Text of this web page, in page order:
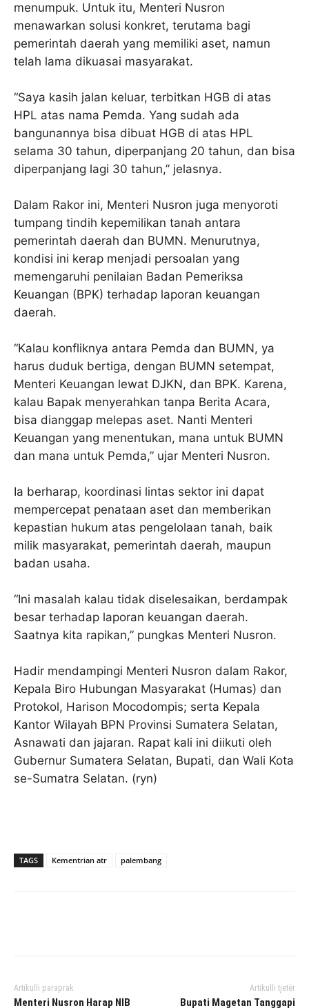
menumpuk. Untuk itu, Menteri Nusron
menawarkan solusi konkret, terutama bagi
pemerintah daerah yang memiliki aset, namun
telah lama dikuasai masyarakat.
“Saya kasih jalan keluar, terbitkan HGB di atas
HPL atas nama Pemda. Yang sudah ada
bangunannya bisa dibuat HGB di atas HPL
selama 30 tahun, diperpanjang 20 tahun, dan bisa
diperpanjang lagi 30 tahun,” jelasnya.
Dalam Rakor ini, Menteri Nusron juga menyoroti
tumpang tindih kepemilikan tanah antara
pemerintah daerah dan BUMN. Menurutnya,
kondisi ini kerap menjadi persoalan yang
memengaruhi penilaian Badan Pemeriksa
Keuangan (BPK) terhadap laporan keuangan
daerah.
“Kalau konfliknya antara Pemda dan BUMN, ya
harus duduk bertiga, dengan BUMN setempat,
Menteri Keuangan lewat DJKN, dan BPK. Karena,
kalau Bapak menyerahkan tanpa Berita Acara,
bisa dianggap melepas aset. Nanti Menteri
Keuangan yang menentukan, mana untuk BUMN
dan mana untuk Pemda,” ujar Menteri Nusron.
Ia berharap, koordinasi lintas sektor ini dapat
mempercepat penataan aset dan memberikan
kepastian hukum atas pengelolaan tanah, baik
milik masyarakat, pemerintah daerah, maupun
badan usaha.
“Ini masalah kalau tidak diselesaikan, berdampak
besar terhadap laporan keuangan daerah.
Saatnya kita rapikan,” pungkas Menteri Nusron.
Hadir mendampingi Menteri Nusron dalam Rakor,
Kepala Biro Hubungan Masyarakat (Humas) dan
Protokol, Harison Mocodompis; serta Kepala
Kantor Wilayah BPN Provinsi Sumatera Selatan,
Asnawati dan jajaran. Rapat kali ini diikuti oleh
Gubernur Sumatera Selatan, Bupati, dan Wali Kota
se-Sumatra Selatan. (ryn)
TAGS Kementrian atr palembang
Artikulli paraprak
Menteri Nusron Harap NIB
Artikulli tjetër
Bupati Magetan Tanggapi